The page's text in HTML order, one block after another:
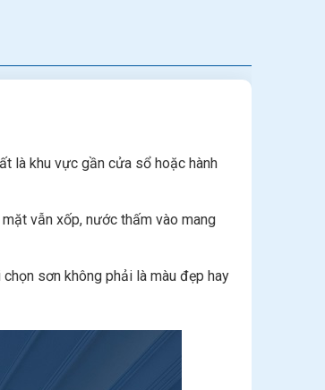
là khu vực gần cửa sổ hoặc hành
vẫn xốp, nước thấm vào mang
sơn không phải là màu đẹp hay